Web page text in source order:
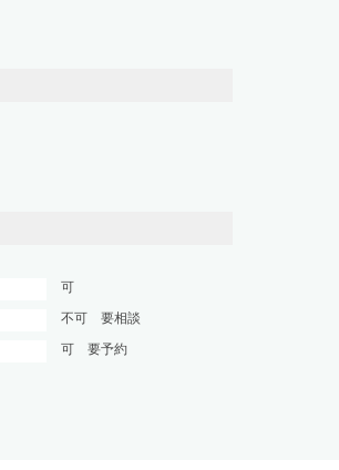
可
不可 要相談
可 要予約